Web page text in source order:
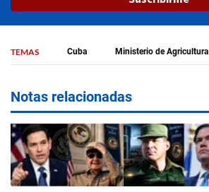
TEMAS Cuba Ministerio de Agricultura
Notas relacionadas